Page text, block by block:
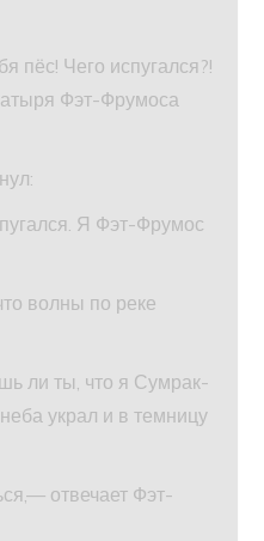
пёс! Чего испугался?!
Фэт-Фрумоса
Я Фэт-Фрумос
волны по реке
ли ты, что я Сумрак-
украл и в темницу
отвечает Фэт-